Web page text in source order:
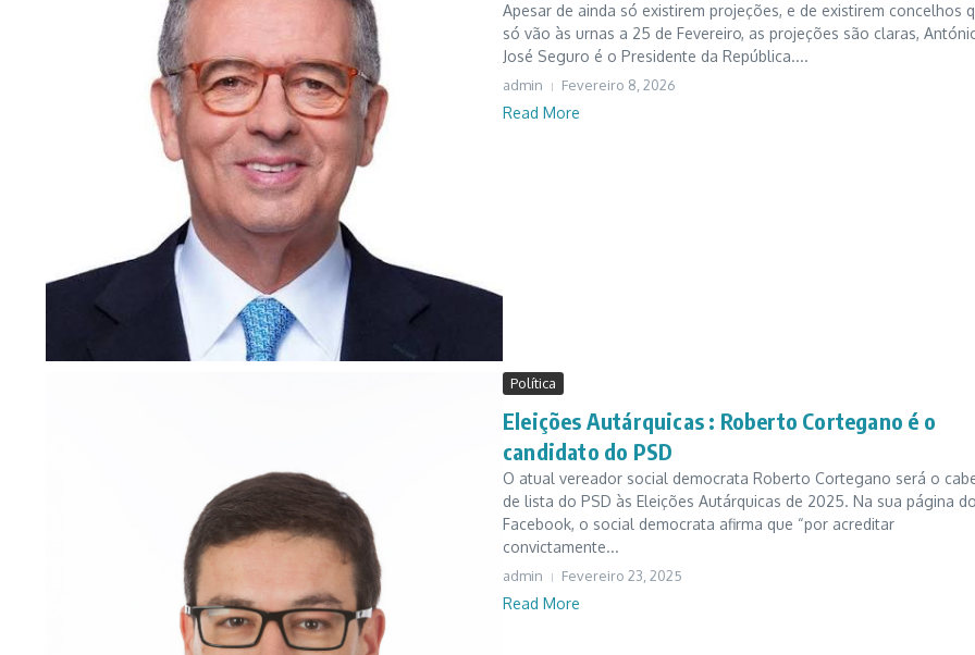
Apesar de ainda só existirem projeções, e de existirem concelhos
só vão às urnas a 25 de Fevereiro, as projeções são claras,
José Seguro é o Presidente da República....
admin Fevereiro 8, 2026
Read More
Política
Eleições Autárquicas : Roberto Cortegano é o
candidato do PSD
O atual vereador social democrata Roberto Cortegano será o
de lista do PSD às Eleições Autárquicas de 2025. Na sua página do
Facebook, o social democrata afirma que “por acreditar
convictamente...
admin Fevereiro 23, 2025
Read More